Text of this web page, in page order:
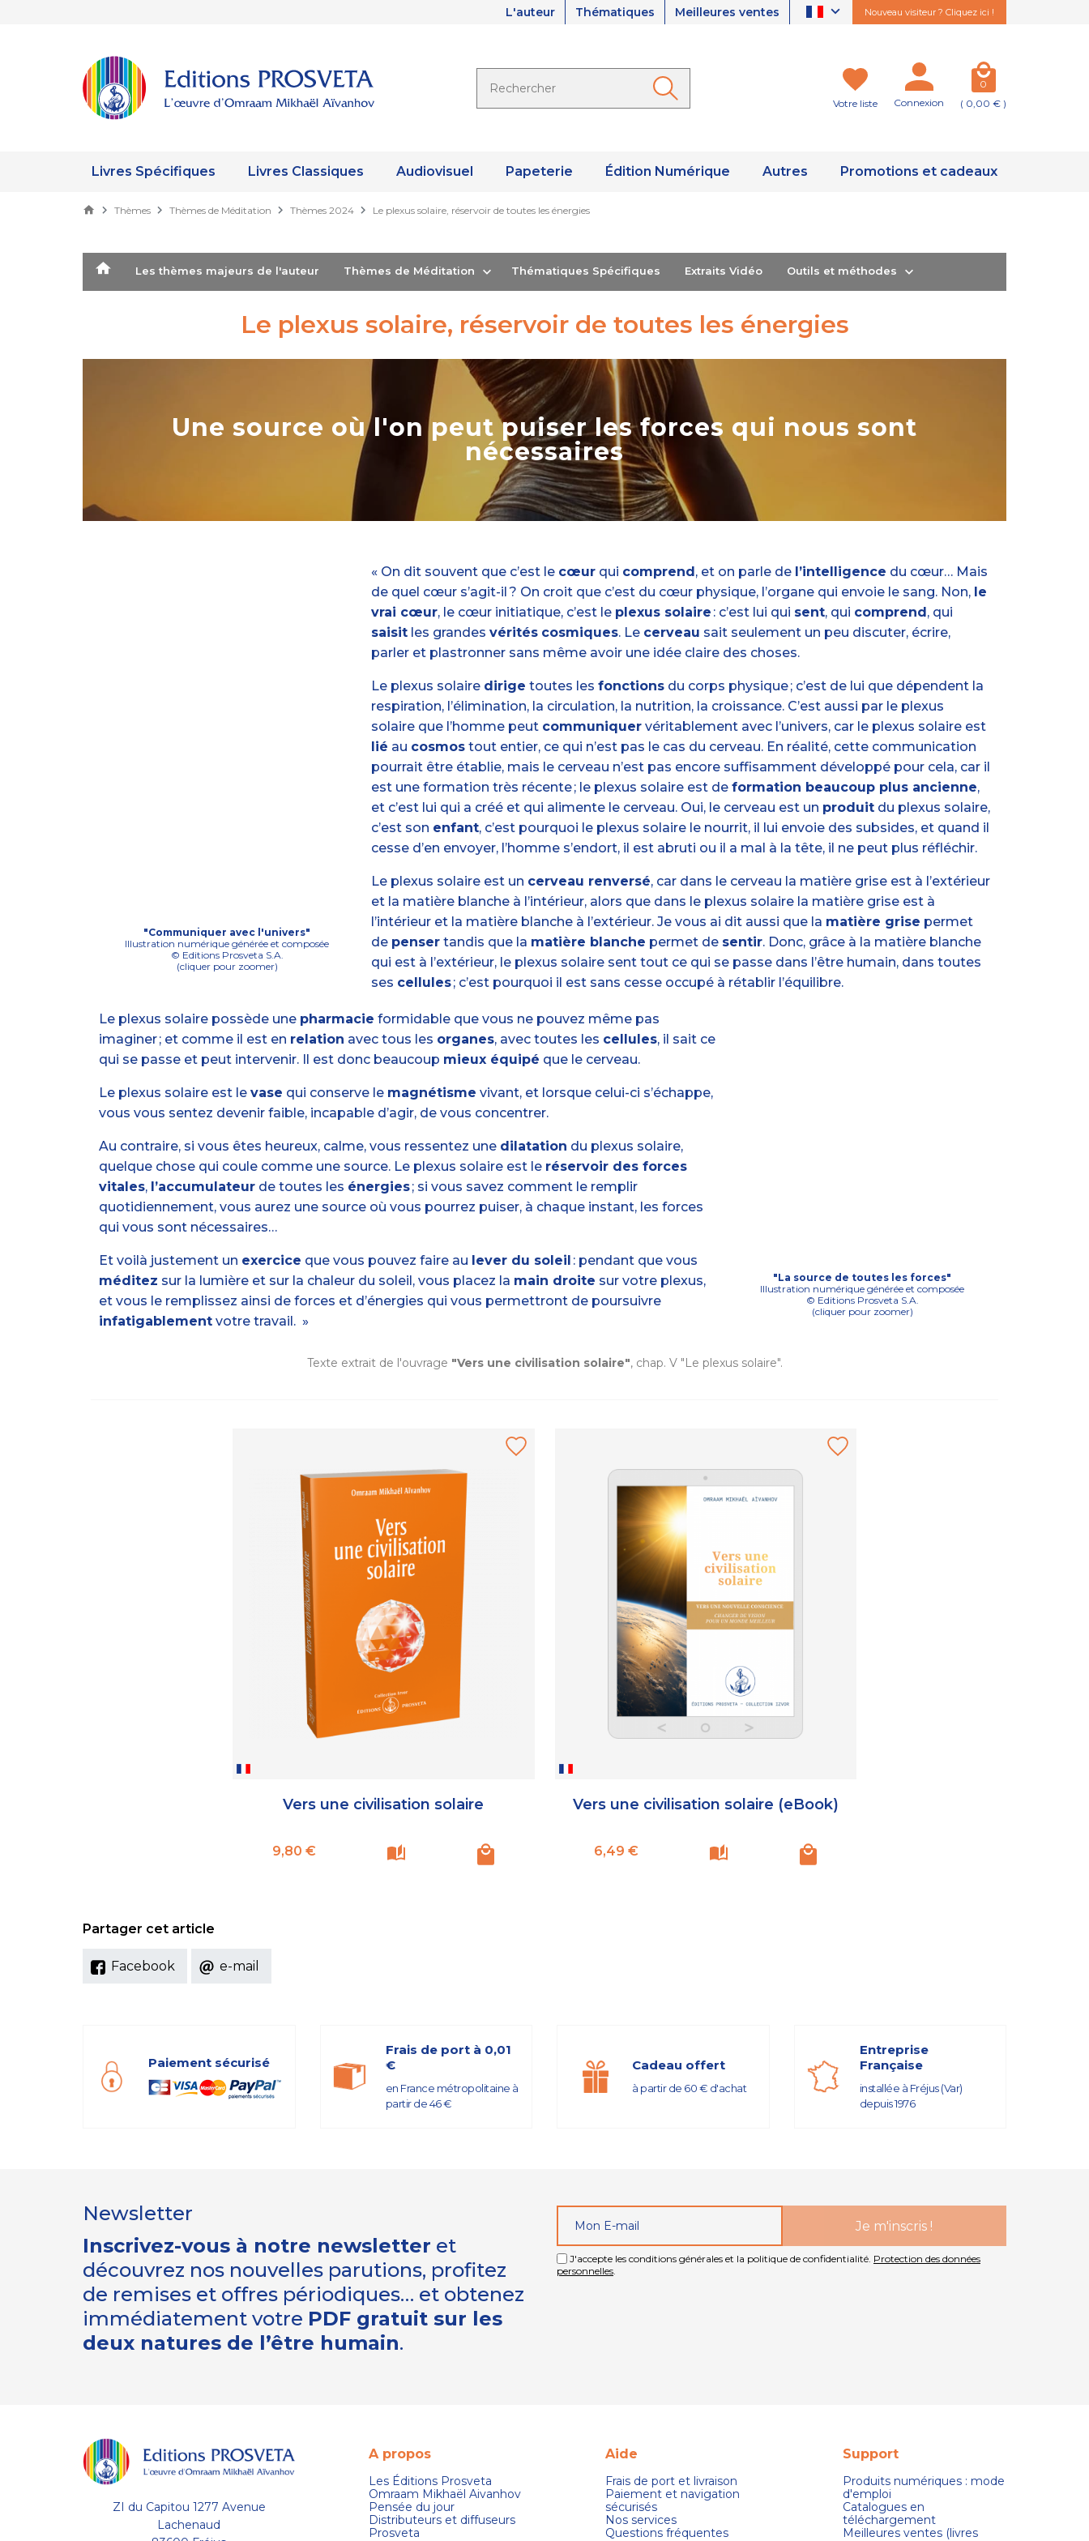
L'auteur Thématiques Meilleures ventes Nouveau visiteur ? Cliquez ici !
Votre liste Connexion
0
( 0,00 € )
Livres Spécifiques Livres Classiques Audiovisuel Papeterie Édition Numérique Autres Promotions et cadeaux
Thèmes Thèmes de Méditation Thèmes 2024 Le plexus solaire, réservoir de toutes les énergies
Les thèmes majeurs de l'auteur Thèmes de Méditation Thématiques Spécifiques Extraits Vidéo Outils et méthodes
Le plexus solaire, réservoir de toutes les énergies
Une source où l'on peut puiser les forces qui nous sont
nécessaires
"Communiquer avec l'univers"
Illustration numérique générée et composée
© Editions Prosveta S.A.
(cliquer pour zoomer)
« On dit souvent que c’est le cœur qui comprend, et on parle de l’intelligence du cœur… Mais
de quel cœur s’agit-il ? On croit que c’est du cœur physique, l’organe qui envoie le sang. Non, le
vrai cœur, le cœur initiatique, c’est le plexus solaire : c’est lui qui sent, qui comprend, qui
saisit les grandes vérités cosmiques. Le cerveau sait seulement un peu discuter, écrire,
parler et plastronner sans même avoir une idée claire des choses.
Le plexus solaire dirige toutes les fonctions du corps physique ; c’est de lui que dépendent la
respiration, l’élimination, la circulation, la nutrition, la croissance. C’est aussi par le plexus
solaire que l’homme peut communiquer véritablement avec l’univers, car le plexus solaire est
lié au cosmos tout entier, ce qui n’est pas le cas du cerveau. En réalité, cette communication
pourrait être établie, mais le cerveau n’est pas encore suffisamment développé pour cela, car il
est une formation très récente ; le plexus solaire est de formation beaucoup plus ancienne,
et c’est lui qui a créé et qui alimente le cerveau. Oui, le cerveau est un produit du plexus solaire,
c’est son enfant, c’est pourquoi le plexus solaire le nourrit, il lui envoie des subsides, et quand il
cesse d’en envoyer, l’homme s’endort, il est abruti ou il a mal à la tête, il ne peut plus réfléchir.
Le plexus solaire est un cerveau renversé, car dans le cerveau la matière grise est à l’extérieur
et la matière blanche à l’intérieur, alors que dans le plexus solaire la matière grise est à
l’intérieur et la matière blanche à l’extérieur. Je vous ai dit aussi que la matière grise permet
de penser tandis que la matière blanche permet de sentir. Donc, grâce à la matière blanche
qui est à l’extérieur, le plexus solaire sent tout ce qui se passe dans l’être humain, dans toutes
ses cellules; c’est pourquoi il est sans cesse occupé à rétablir l’équilibre.
Le plexus solaire possède une pharmacie formidable que vous ne pouvez même pas
imaginer ; et comme il est en relation avec tous les organes, avec toutes les cellules, il sait ce
qui se passe et peut intervenir. Il est donc beaucoup mieux équipé que le cerveau.
Le plexus solaire est le vase qui conserve le magnétisme vivant, et lorsque celui-ci s’échappe,
vous vous sentez devenir faible, incapable d’agir, de vous concentrer.
Au contraire, si vous êtes heureux, calme, vous ressentez une dilatation du plexus solaire,
quelque chose qui coule comme une source. Le plexus solaire est le réservoir des forces
vitales, l’accumulateur de toutes les énergies; si vous savez comment le remplir
quotidiennement, vous aurez une source où vous pourrez puiser, à chaque instant, les forces
qui vous sont nécessaires…
Et voilà justement un exercice que vous pouvez faire au lever du soleil : pendant que vous
méditez sur la lumière et sur la chaleur du soleil, vous placez la main droite sur votre plexus,
et vous le remplissez ainsi de forces et d’énergies qui vous permettront de poursuivre
infatigablement votre travail. »
"La source de toutes les forces"
Illustration numérique générée et composée
© Editions Prosveta S.A.
(cliquer pour zoomer)
Texte extrait de l'ouvrage "Vers une civilisation solaire", chap. V "Le plexus solaire".
Vers une civilisation solaire
Prix
9,80 €
Vers une civilisation solaire (eBook)
Prix
6,49 €
Partager cet article
Facebook e-mail
Paiement sécurisé
Frais de port à 0,01
€
en France métropolitaine à
partir de 46 €
Cadeau offert
à partir de 60 € d'achat
Entreprise
Française
installée à Fréjus (Var)
depuis 1976
Newsletter
Inscrivez-vous à notre newsletter et
découvrez nos nouvelles parutions, profitez
de remises et offres périodiques… et obtenez
immédiatement votre PDF gratuit sur les
deux natures de l’être humain.
J'accepte les conditions générales et la politique de confidentialité. Protection des données
personnelles.
ZI du Capitou 1277 Avenue
Lachenaud
A propos
Les Éditions Prosveta
Omraam Mikhaël Aivanhov
Pensée du jour
Distributeurs et diffuseurs
Prosveta
Aide
Frais de port et livraison
Paiement et navigation
sécurisés
Nos services
Questions fréquentes
Support
Produits numériques : mode
d'emploi
Catalogues en
téléchargement
Meilleures ventes (livres